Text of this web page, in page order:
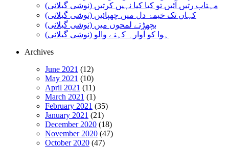
مہتاب رتیں آئیں تو کیا کیا نہیں کرتیں (نوشی گیلانی)
کہاں تک خیمۂ دل میں چھپائیں (نوشی گیلانی)
بچھڑتے لمحوں میں (نوشی گیلانی)
ہوا کو آوارہ کہنے والو (نوشی گیلانی)
Archives
June 2021 (12)
May 2021 (10)
April 2021 (11)
March 2021 (1)
February 2021 (35)
January 2021 (21)
December 2020 (18)
November 2020 (47)
October 2020 (47)